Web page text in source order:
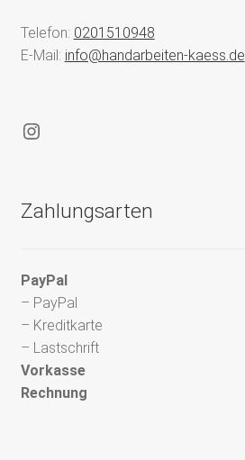
Telefon: 0201510948
E-Mail: info@handarbeiten-kaess.de
Instagram
Zahlungsarten
PayPal
– PayPal
– Kreditkarte
– Lastschrift
Vorkasse
Rechnung